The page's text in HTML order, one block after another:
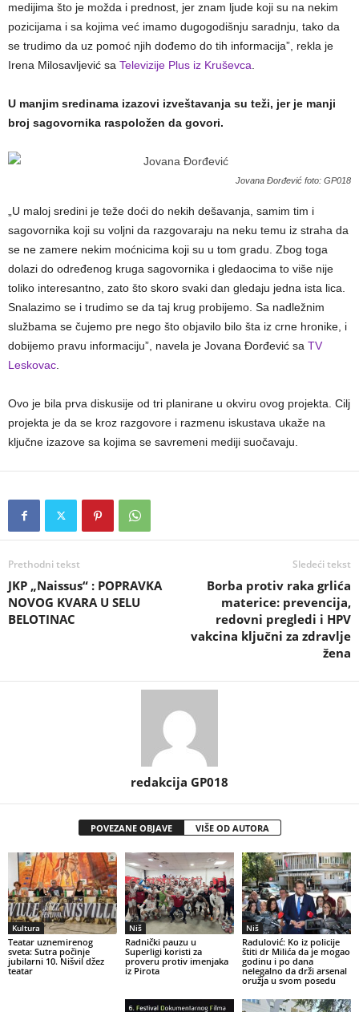
medijima što je možda i prednost, jer znam ljude koji su na nekim
pozicijama i sa kojima već imamo dugogodišnju saradnju, tako da
se trudimo da uz pomoć njih dođemo do tih informacija”, rekla je
Irena Milosavljević sa Televizije Plus iz Kruševca
U manjim sredinama izazovi izveštavanja su teži, jer je manji
broj sagovornika raspoložen da govori.
Jovana Đorđević foto: GP018
„U maloj sredini je teže doći do nekih dešavanja, samim tim i
sagovornika koji su voljni da razgovaraju na neku temu iz straha da
se ne zamere nekim moćnicima koji su u tom gradu. Zbog toga
dolazi do određenog kruga sagovornika i gledaocima to više nije
toliko interesantno, zato što skoro svaki dan gledaju jedna ista lica.
Snalazimo se i trudimo se da taj krug probijemo. Sa nadležnim
službama se čujemo pre nego što objavilo bilo šta iz crne hronike, i
dobijemo pravu informaciju”, navela je Jovana Đorđević sa TV
Leskovac
Ovo je bila prva diskusije od tri planirane u okviru ovog projekta. Cilj
projekta je da se kroz razgovore i razmenu iskustava ukaže na
ključne izazove sa kojima se savremeni mediji suočavaju.
Prethodni tekst
JKP „Naissus“ : POPRAVKA
NOVOG KVARA U SELU
BELOTINAC
Sledeći tekst
Borba protiv raka grlića
materice: prevencija,
redovni pregledi i HPV
vakcina ključni za zdravlje
žena
redakcija GP018
POVEZANE OBJAVE VIŠE OD AUTORA
Kultura
Teatar uznemirenog
sveta: Sutra počinje
jubilarni 10. Nišvil džez
teatar
Niš
Radnički pauzu u
Superligi koristi za
proveru protiv imenjaka
iz Pirota
Niš
Radulović: Ko iz policije
štiti dr Milića da je mogao
godinu i po dana
nelegalno da drži arsenal
oružja u svom posedu